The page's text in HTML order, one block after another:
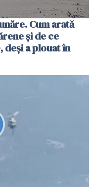
Cum arată
și de ce
deși a plouat în